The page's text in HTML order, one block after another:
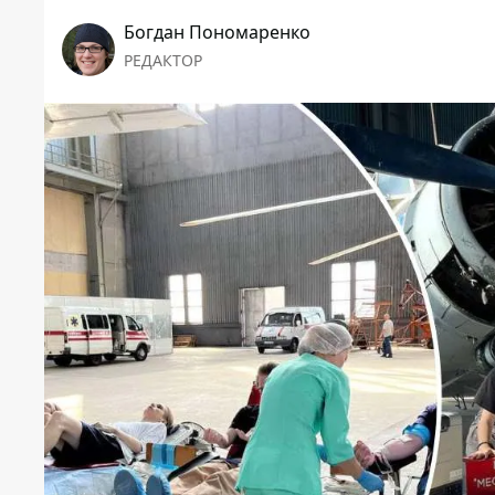
Богдан Пономаренко
РЕДАКТОР